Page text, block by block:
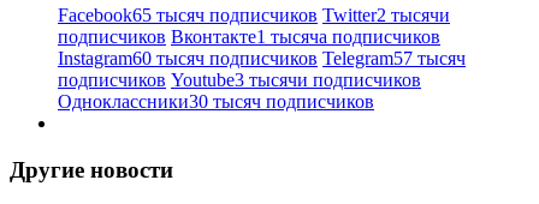
Facebook65 тысяч подписчиков Twitter2 тысячи
подписчиков Вконтакте1 тысяча подписчиков
Instagram60 тысяч подписчиков Telegram57 тысяч
подписчиков Youtube3 тысячи подписчиков
Одноклассники30 тысяч подписчиков
Другие новости